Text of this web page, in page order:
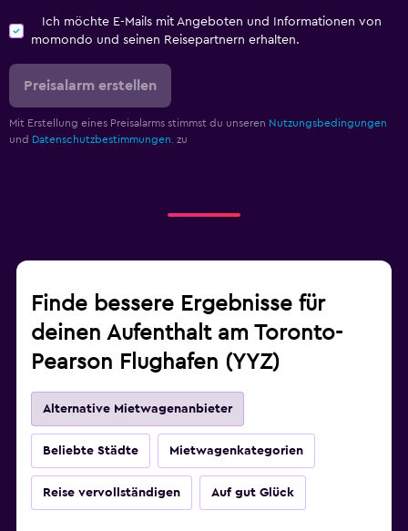
Ich möchte E-Mails mit Angeboten und Informationen von
momondo und seinen Reisepartnern erhalten.
Preisalarm erstellen
Mit Erstellung eines Preisalarms stimmst du unseren Nutzungsbedingungen
und Datenschutzbestimmungen. zu
Finde bessere Ergebnisse für
deinen Aufenthalt am Toronto-
Pearson Flughafen (YYZ)
Alternative Mietwagenanbieter
Beliebte Städte Mietwagenkategorien
Reise vervollständigen Auf gut Glück